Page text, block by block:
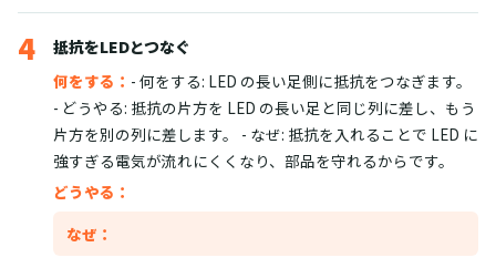
4
抵抗をLEDとつなぐ
何をする： - 何をする: LED の長い足側に抵抗をつなぎます。
- どうやる: 抵抗の片方を LED の長い足と同じ列に差し、もう
片方を別の列に差します。 - なぜ: 抵抗を入れることで LED に
強すぎる電気が流れにくくなり、部品を守れるからです。
どうやる：
なぜ：